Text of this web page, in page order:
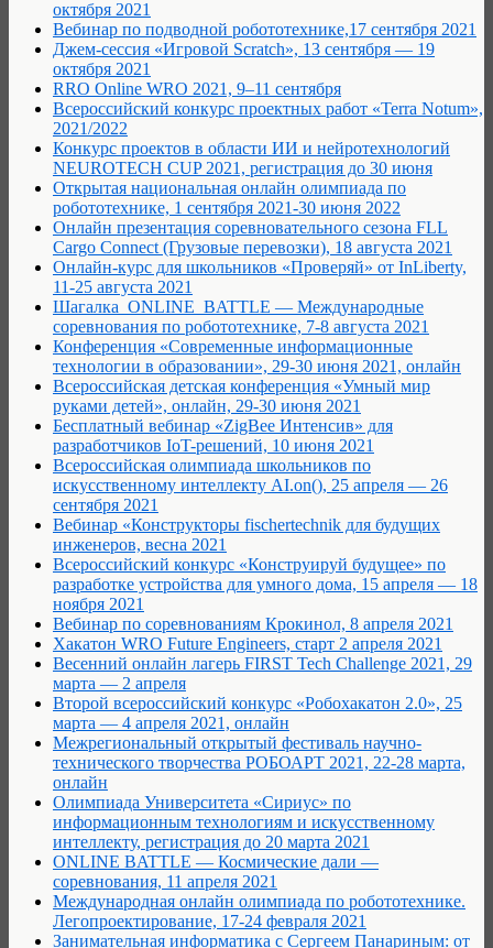
октября 2021
Вебинар по подводной робототехнике,17 сентября 2021
Джем-сессия «Игровой Scratch», 13 сентября — 19
октября 2021
RRO Online WRO 2021, 9–11 сентября
Всероссийский конкурс проектных работ «Terra Notum»,
2021/2022
Конкурс проектов в области ИИ и нейротехнологий
NEUROTECH CUP 2021, регистрация до 30 июня
Открытая национальная онлайн олимпиада по
робототехнике, 1 сентября 2021-30 июня 2022
Онлайн презентация соревновательного сезона FLL
Cargo Connect (Грузовые перевозки), 18 августа 2021
Онлайн-курс для школьников «Проверяй» от InLiberty,
11-25 августа 2021
Шагалка_ONLINE_BATTLE — Международные
соревнования по робототехнике, 7-8 августа 2021
Конференция «Современные информационные
технологии в образовании», 29-30 июня 2021, онлайн
Всероссийская детская конференция «Умный мир
руками детей», онлайн, 29-30 июня 2021
Бесплатный вебинар «ZigBee Интенсив» для
разработчиков IoT-решений, 10 июня 2021
Всероссийская олимпиада школьников по
искусственному интеллекту AI.on(), 25 апреля — 26
сентября 2021
Вебинар «Конструкторы fischertechnik для будущих
инженеров, весна 2021
Всероссийский конкурс «Конструируй будущее» по
разработке устройства для умного дома, 15 апреля — 18
ноября 2021
Вебинар по соревнованиям Крокинол, 8 апреля 2021
Хакатон WRO Future Engineers, старт 2 апреля 2021
Весенний онлайн лагерь FIRST Tech Challenge 2021, 29
марта — 2 апреля
Второй всероссийский конкурс «Робохакатон 2.0», 25
марта — 4 апреля 2021, онлайн
Межрегиональный открытый фестиваль научно-
технического творчества РОБОАРТ 2021, 22-28 марта,
онлайн
Олимпиада Университета «Сириус» по
информационным технологиям и искусственному
интеллекту, регистрация до 20 марта 2021
ONLINE BATTLE — Космические дали —
соревнования, 11 апреля 2021
Международная онлайн олимпиада по робототехнике.
Легопроектирование, 17-24 февраля 2021
Занимательная информатика с Сергеем Панариным: от